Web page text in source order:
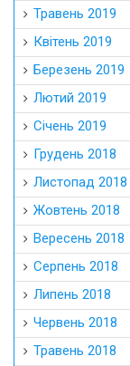
Травень 2019
Квітень 2019
Березень 2019
Лютий 2019
Січень 2019
Грудень 2018
Листопад 2018
Жовтень 2018
Вересень 2018
Серпень 2018
Липень 2018
Червень 2018
Травень 2018